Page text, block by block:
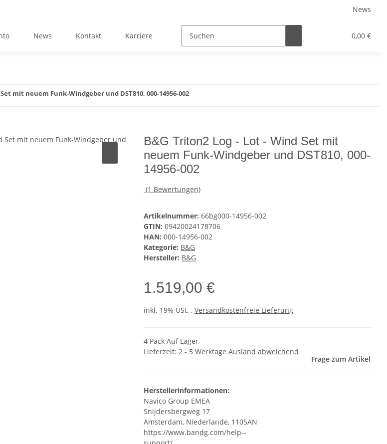
News
0,00 €
News Kontakt Karriere Service
mit neuem Funk-Windgeber und DST810, 000-14956-002
B&G Triton2 Log - Lot - Wind Set mit
neuem Funk-Windgeber und DST810, 000-
14956-002
(1 Bewertungen)
Artikelnummer: 66bg000-14956-002
GTIN: 09420024178706
HAN: 000-14956-002
Kategorie: B&G
Hersteller: B&G
1.519,00 €
inkl. 19% USt. , Versandkostenfreie Lieferung
4 Pack Auf Lager
Lieferzeit: 2 - 5 Werktage Ausland abweichend
Frage zum Artikel
Herstellerinformationen:
Navico Group EMEA
Snijdersbergweg 17
Amsterdam, Niederlande, 1105AN
https://www.bandg.com/help--